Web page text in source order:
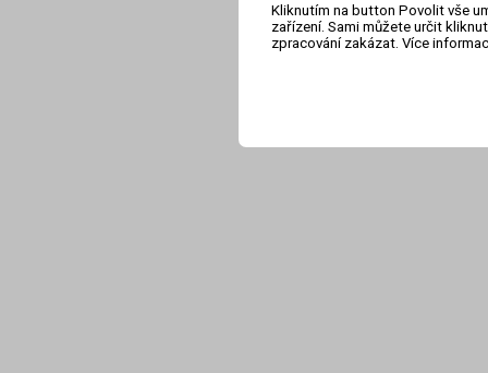
Kliknutím na button Povolit vše
zařízení. Sami můžete určit
zpracování zakázat. Více